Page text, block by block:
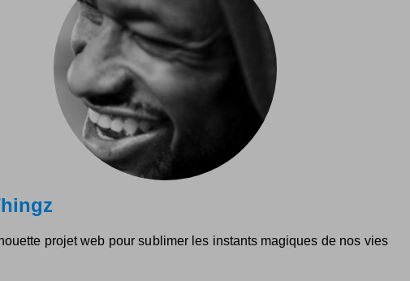
projet web pour sublimer les instants magiques de nos vies